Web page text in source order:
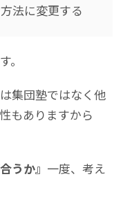
法に変更する
。
集団塾ではなく他
もありますから
うか』 一度、考え